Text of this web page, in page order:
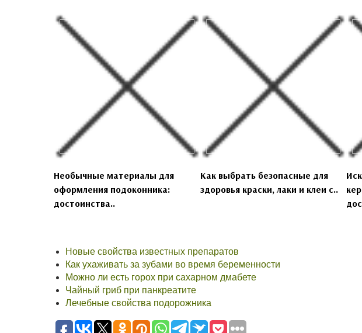
Необычные материалы для
оформления подоконника:
достоинства..
Как выбрать безопасные для
здоровья краски, лаки и клеи с..
Новые свойства известных препаратов
Как ухаживать за зубами во время беременности
Можно ли есть горох при сахарном дмабете
Чайный гриб при панкреатите
Лечебные свойства подорожника